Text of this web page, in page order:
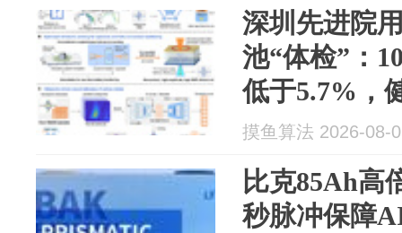
深圳先进院
池“体检”：
低于5.7%，
摸鱼算法 2026-08-
比克85Ah高
秒脉冲保障